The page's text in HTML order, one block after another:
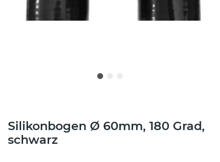
Silikonbogen Ø 60mm, 180 Grad,
schwarz